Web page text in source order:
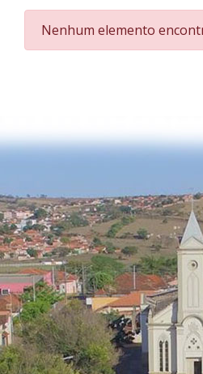
Nenhum elemento